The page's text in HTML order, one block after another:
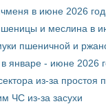
в июне 2026
и меслина в
пшеничной и
январе - июне 2026
из-за простоя
ЧС из-за засухи